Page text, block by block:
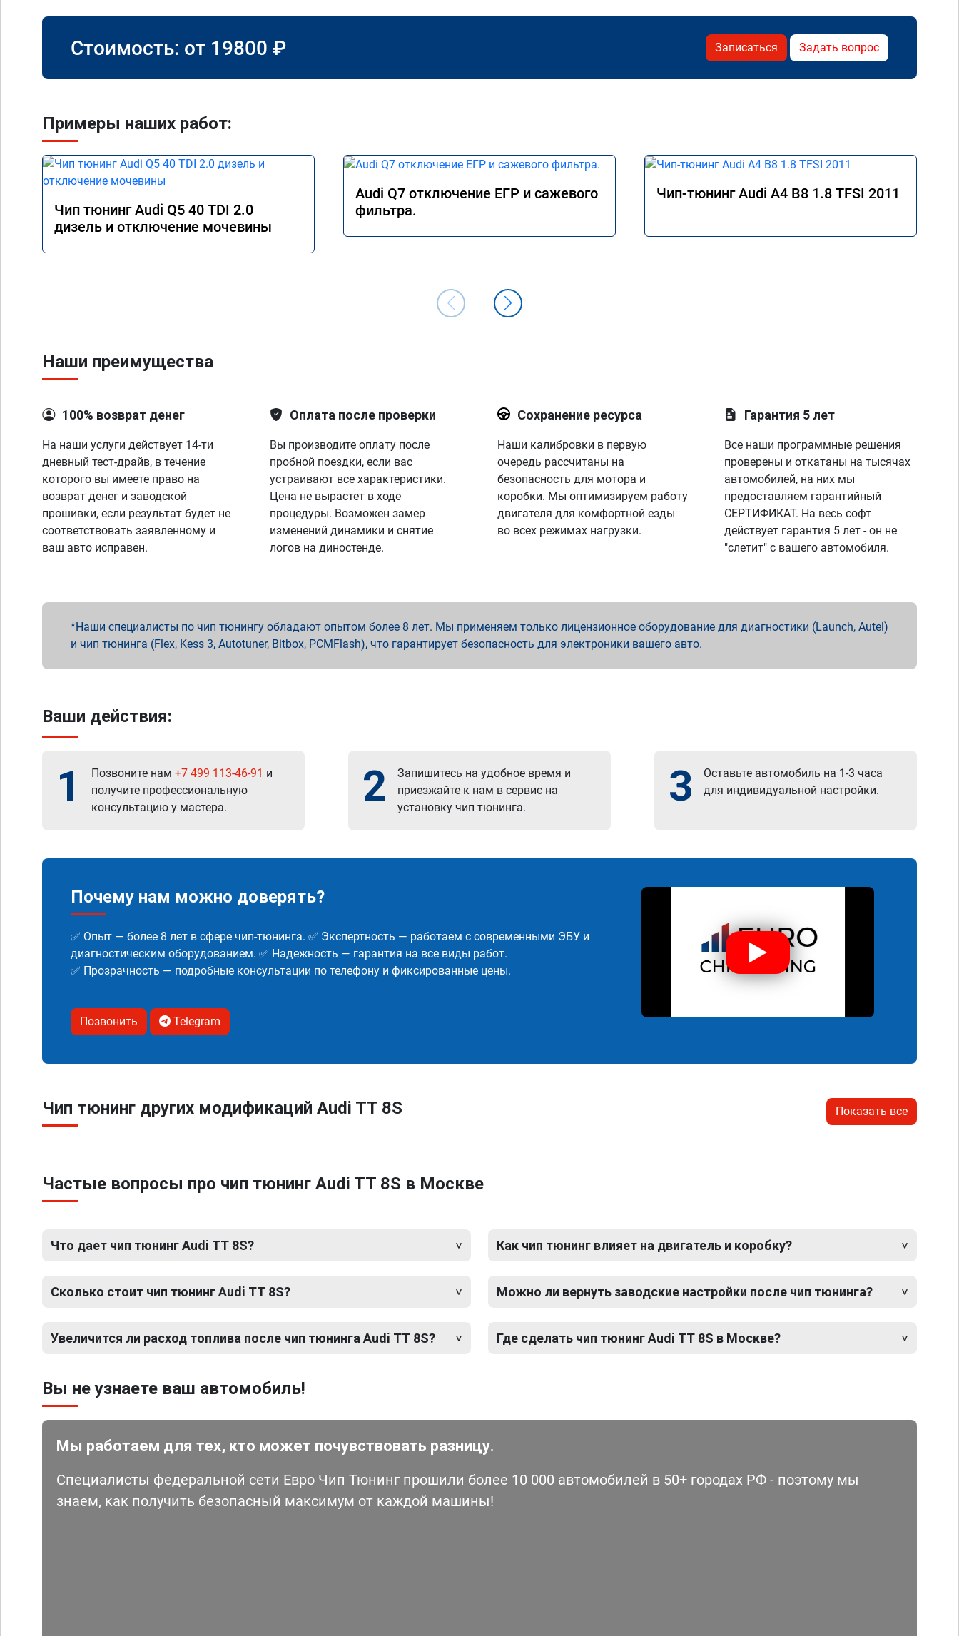
Стоимость: от 19800 ₽ Записаться Задать вопрос
Примеры наших работ:
Чип тюнинг Audi Q5 40 TDI 2.0
дизель и отключение мочевины
Audi Q7 отключение ЕГР и сажевого
фильтра.
Чип-тюнинг Audi A4 B8 1.8 TFSI 2011
Наши преимущества
100% возврат денег
На наши услуги действует 14-ти
дневный тест-драйв, в течение
которого вы имеете право на
возврат денег и заводской
прошивки, если результат будет не
соответствовать заявленному и
ваш авто исправен.
Оплата после проверки
Вы производите оплату после
пробной поездки, если вас
устраивают все характеристики.
Цена не вырастет в ходе
процедуры. Возможен замер
изменений динамики и снятие
логов на диностенде.
Сохранение ресурса
Наши калибровки в первую
очередь рассчитаны на
безопасность для мотора и
коробки. Мы оптимизируем работу
двигателя для комфортной езды
во всех режимах нагрузки.
Гарантия 5 лет
Все наши программные решения
проверены и откатаны на тысячах
автомобилей, на них мы
предоставляем гарантийный
СЕРТИФИКАТ. На весь софт
действует гарантия 5 лет - он не
"слетит" с вашего автомобиля.
Наши специалисты по чип тюнингу обладают опытом более 8 лет. Мы применяем только лицензионное оборудование для диагностики (Launch, Autel)
и чип тюнинга (Flex, Kess 3, Autotuner, Bitbox, PCMFlash), что гарантирует безопасность для электроники вашего авто.
Ваши действия:
1 Позвоните нам +7 499 113-46-91 и
получите профессиональную
консультацию у мастера.
2
Запишитесь на удобное время и
приезжайте к нам в сервис на
установку чип тюнинга.
3
Оставьте автомобиль на 1-3 часа
для индивидуальной настройки.
Почему нам можно доверять?
✅ Опыт — более 8 лет в сфере чип-тюнинга. ✅ Экспертность — работаем с современными ЭБУ и
диагностическим оборудованием. ✅ Надежность — гарантия на все виды работ.
✅ Прозрачность — подробные консультации по телефону и фиксированные цены.
Позвонить Telegram
Чип тюнинг других модификаций Audi TT 8S Показать все
Частые вопросы про чип тюнинг Audi TT 8S в Москве
Что дает чип тюнинг Audi TT 8S?
Сколько стоит чип тюнинг Audi TT 8S?
Увеличится ли расход топлива после чип тюнинга Audi TT 8S?
Как чип тюнинг влияет на двигатель и коробку?
Можно ли вернуть заводские настройки после чип тюнинга?
Где сделать чип тюнинг Audi TT 8S в Москве?
Вы не узнаете ваш автомобиль!
Мы работаем для тех, кто может почувствовать разницу.
Специалисты федеральной сети Евро Чип Тюнинг прошили более 10 000 автомобилей в 50+ городах РФ - поэтому мы
знаем, как получить безопасный максимум от каждой машины!